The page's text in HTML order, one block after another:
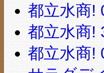
都立水商!
都立水商!
都立水商!